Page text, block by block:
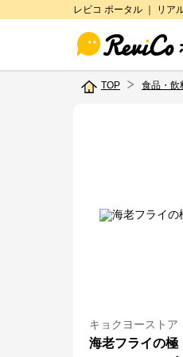
レビコ ポータル ｜ リア
TOP 食品・飲
キョクヨーストア
海老フライの極